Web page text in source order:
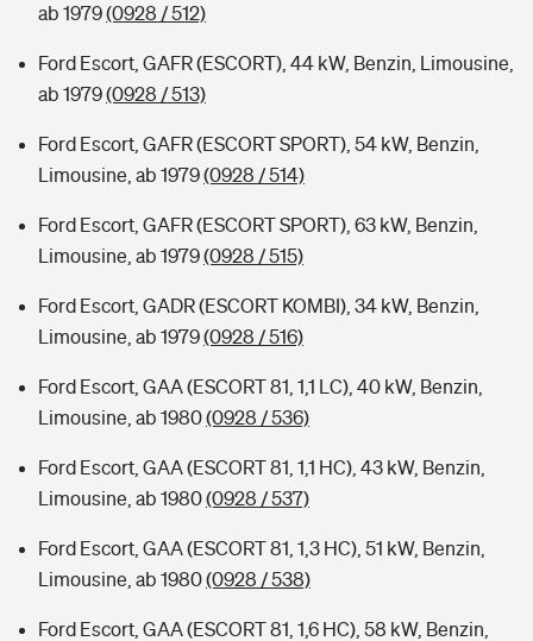
ab 1979(0928 / 512)
Ford Escort, GAFR (ESCORT), 44 kW, Benzin, Limousine,
ab 1979(0928 / 513)
Ford Escort, GAFR (ESCORT SPORT), 54 kW, Benzin,
Limousine, ab 1979(0928 / 514)
Ford Escort, GAFR (ESCORT SPORT), 63 kW, Benzin,
Limousine, ab 1979(0928 / 515)
Ford Escort, GADR (ESCORT KOMBI), 34 kW, Benzin,
Limousine, ab 1979(0928 / 516)
Ford Escort, GAA (ESCORT 81, 1,1 LC), 40 kW, Benzin,
Limousine, ab 1980(0928 / 536)
Ford Escort, GAA (ESCORT 81, 1,1 HC), 43 kW, Benzin,
Limousine, ab 1980(0928 / 537)
Ford Escort, GAA (ESCORT 81, 1,3 HC), 51 kW, Benzin,
Limousine, ab 1980(0928 / 538)
Ford Escort, GAA (ESCORT 81, 1,6 HC), 58 kW, Benzin,